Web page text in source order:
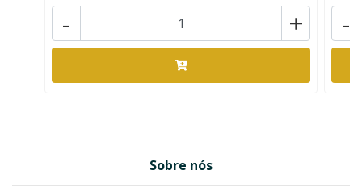
+
- -
Sobre nós